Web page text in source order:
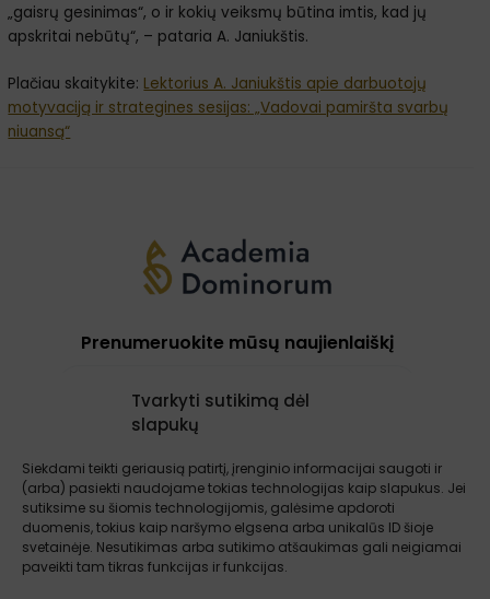
Tvarkyti sutikimą dėl
slapukų
Siekdami teikti geriausią patirtį, įrenginio informacijai saugoti ir
(arba) pasiekti naudojame tokias technologijas kaip slapukus. Jei
sutiksime su šiomis technologijomis, galėsime apdoroti
duomenis, tokius kaip naršymo elgsena arba unikalūs ID šioje
svetainėje. Nesutikimas arba sutikimo atšaukimas gali neigiamai
paveikti tam tikras funkcijas ir funkcijas.
„gaisrų gesinimas“, o ir kokių veiksmų būtina imtis, kad jų
apskritai nebūtų“, – pataria A. Janiukštis.
Plačiau skaitykite: Lektorius A. Janiukštis apie darbuotojų
motyvaciją ir strategines sesijas: „Vadovai pamiršta svarbų
niuansą“
Prenumeruokite mūsų naujienlaiškį
Apie mus Paslaugos
Atsiliepimai
Įžvalgos
Kontaktai Sąlygos ir taisyklės